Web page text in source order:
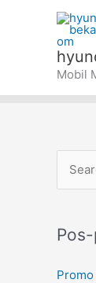
Mobil
i
u